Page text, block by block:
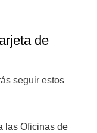
de
seguir estos
las Oficinas de